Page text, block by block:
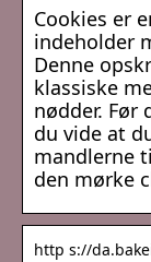
Cookies er
indeholder
Denne
klassiske
nødder. Før
du vide at
mandlerne
den mørke
http s://